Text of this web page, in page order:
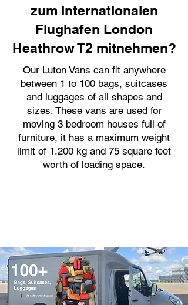
zum internationalen
Flughafen London
Heathrow T2 mitnehmen?
Our Luton Vans can fit anywhere
between 1 to 100 bags, suitcases
and luggages of all shapes and
sizes. These vans are used for
moving 3 bedroom houses full of
furniture, it has a maximum weight
limit of 1,200 kg and 75 square feet
worth of loading space.